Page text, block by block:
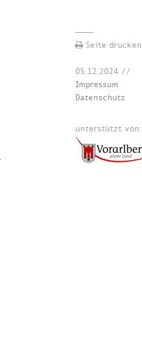
Seite drucken
05.12.2024 //
Impressum
Datenschutz
unterstützt von: